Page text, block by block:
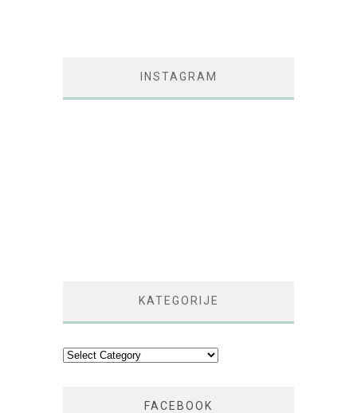
INSTAGRAM
KATEGORIJE
Kategorije
FACEBOOK